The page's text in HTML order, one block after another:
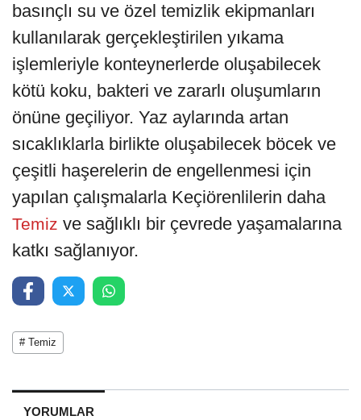
basınçlı su ve özel temizlik ekipmanları
kullanılarak gerçekleştirilen yıkama
işlemleriyle konteynerlerde oluşabilecek
kötü koku, bakteri ve zararlı oluşumların
önüne geçiliyor. Yaz aylarında artan
sıcaklıklarla birlikte oluşabilecek böcek ve
çeşitli haşerelerin de engellenmesi için
yapılan çalışmalarla Keçiörenlilerin daha
Temiz ve sağlıklı bir çevrede yaşamalarına
katkı sağlanıyor.
# Temiz
YORUMLAR